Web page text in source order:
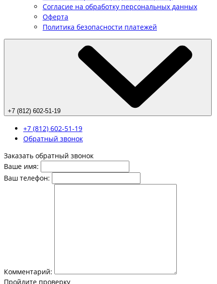
Согласие на обработку персональных данных
Оферта
Политика безопасности платежей
+7 (812) 602-51-19
+7 (812) 602-51-19
Обратный звонок
Заказать обратный звонок
Ваше имя:
Ваш телефон:
Комментарий:
Пройдите проверку